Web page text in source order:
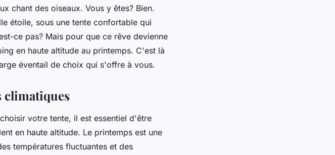
chant des oiseaux. Vous y êtes? Bien.
étoile, sous une tente confortable qui
ce pas? Mais pour que ce rêve devienne
en haute altitude au printemps. C'est là
éventail de choix qui s'offre à vous.
climatiques
votre tente, il est essentiel d'être
en haute altitude. Le printemps est une
températures fluctuantes et des